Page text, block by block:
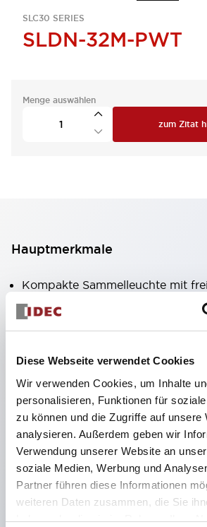
Diese Webseite verwendet Cookies
Wir verwenden Cookies, um Inhalte
personalisieren, Funktionen für
zu können und die Zugriffe auf unsere
analysieren. Außerdem geben wir
Verwendung unserer Website an
soziale Medien, Werbung und
Partner führen diese Informationen
weiteren Daten zusammen, die Sie
haben oder die sie im Rahmen Ihrer
SLC30 SERIES
SLDN-32M-PWT
Menge auswählen
zum Zitat
Hauptmerkmale
Kompakte Sammelleuchte mit
Arten von beleuchteten Flächen.
Verwendung von superhellen
wird der Verkabelungsaufwand
wird eine integrierte Struktur von
Klemmabdeckung und Gehäuse
Schraubenverlustsicherung
Durch die Verwendung von
Überbrückungshalter entfällt die
einer